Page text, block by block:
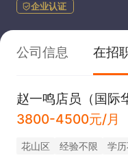
企业认证
公司信息 在招
赵一鸣店员（国际
3800-4500元/月
花山区 经验不限 学